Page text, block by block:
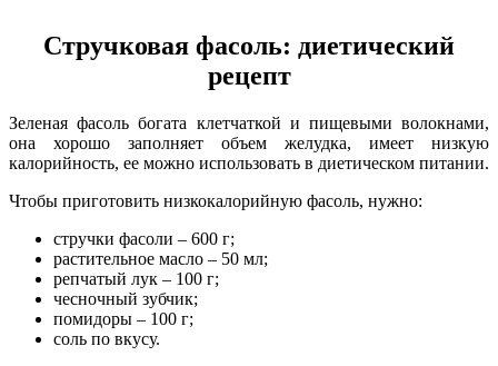
Стручковая фасоль: диетический
рецепт
Зеленая фасоль богата клетчаткой и пищевыми волокнами,
она хорошо заполняет объем желудка, имеет низкую
калорийность, ее можно использовать в диетическом питании.
Чтобы приготовить низкокалорийную фасоль, нужно:
стручки фасоли – 600 г;
растительное масло – 50 мл;
репчатый лук – 100 г;
чесночный зубчик;
помидоры – 100 г;
соль по вкусу.